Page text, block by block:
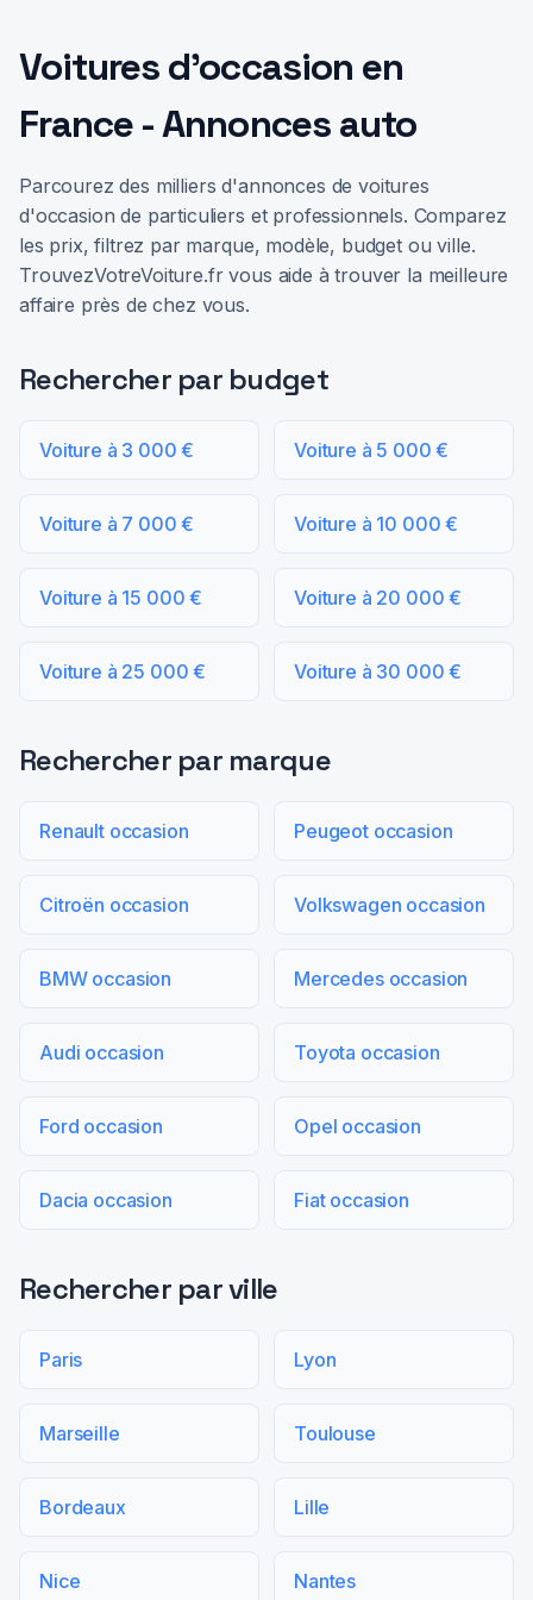
Voitures d'occasion en
France - Annonces auto
Parcourez des milliers d'annonces de voitures
d'occasion de particuliers et professionnels. Comparez
les prix, filtrez par marque, modèle, budget ou ville.
TrouvezVotreVoiture.fr vous aide à trouver la meilleure
affaire près de chez vous.
Rechercher par budget
Voiture à 3 000 € Voiture à 5 000 €
Voiture à 7 000 € Voiture à 10 000 €
Voiture à 15 000 € Voiture à 20 000 €
Voiture à 25 000 € Voiture à 30 000 €
Rechercher par marque
Renault occasion Peugeot occasion
Citroën occasion Volkswagen occasion
BMW occasion Mercedes occasion
Audi occasion Toyota occasion
Ford occasion Opel occasion
Dacia occasion Fiat occasion
Rechercher par ville
Paris Lyon
Marseille Toulouse
Bordeaux Lille
Nice Nantes